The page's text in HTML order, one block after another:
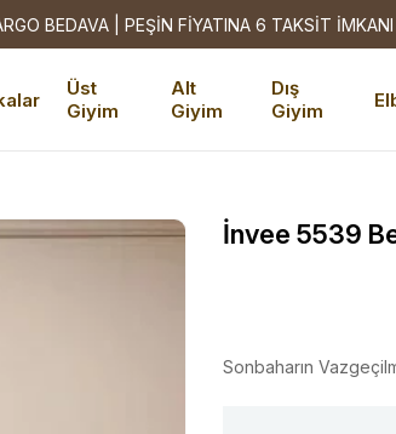
BEDAVA | PEŞİN FİYATINA 6 TAKSİT İMKANI
Üst
Giyim
Alt
Giyim
Dış
Giyim
İnvee 5539
Sonbaharın